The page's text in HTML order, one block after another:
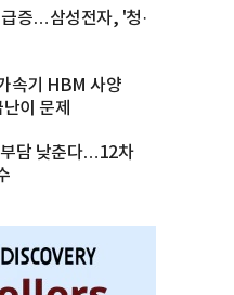
증…삼성전자, '청·
속기 HBM 사양
이 문제
담 낮춘다…12차